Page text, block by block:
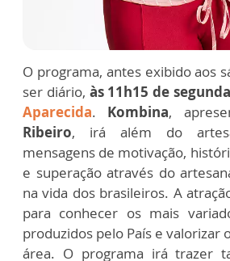
O programa, antes exibido aos
ser diário, às 11h15 de
Aparecida. Kombina,
Ribeiro, irá além do
mensagens de motivação,
e superação através do
na vida dos brasileiros. A
para conhecer os mais
produzidos pelo País e valorizar
área. O programa irá trazer